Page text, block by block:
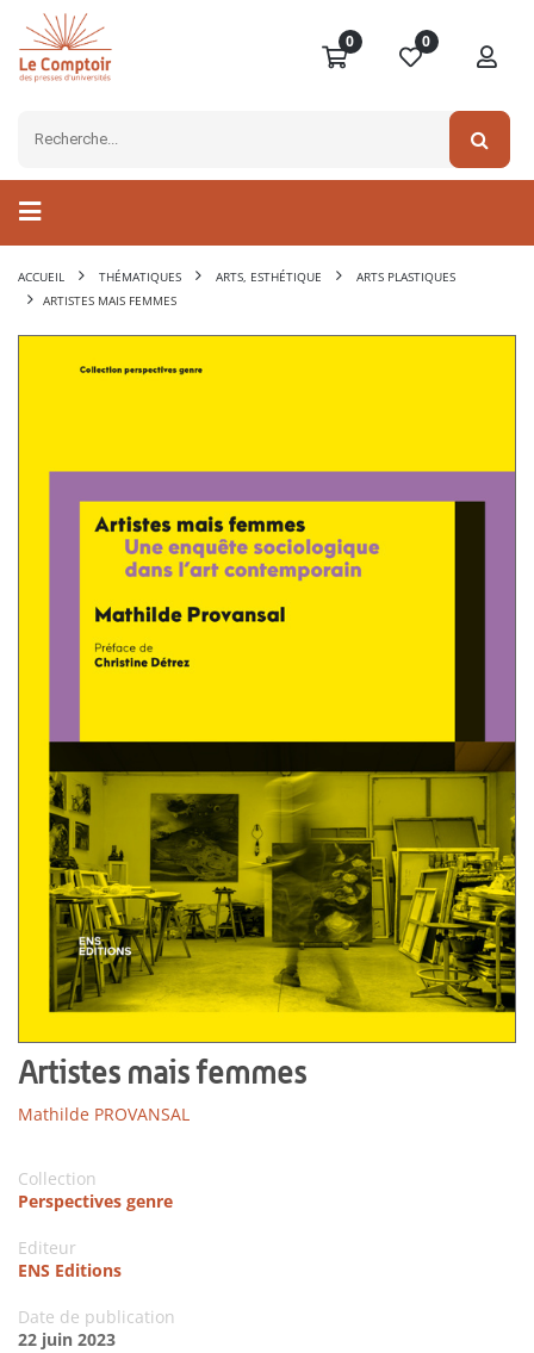
0 0
ACCUEIL THÉMATIQUES ARTS, ESTHÉTIQUE
ARTS PLASTIQUES
ARTISTES MAIS FEMMES
Artistes mais femmes
Mathilde PROVANSAL
Collection
Perspectives genre
Editeur
ENS Editions
Date de publication
22 juin 2023